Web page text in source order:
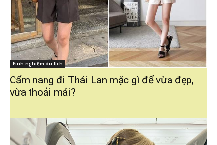
Kinh nghiệm du lịch
Cẩm nang đi Thái Lan mặc gì để vừa đẹp,
vừa thoải mái?